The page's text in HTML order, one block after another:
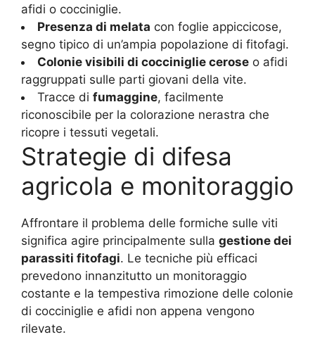
afidi o cocciniglie.
Presenza di melata con foglie appiccicose,
segno tipico di un’ampia popolazione di fitofagi.
Colonie visibili di cocciniglie cerose o afidi
raggruppati sulle parti giovani della vite.
Tracce di fumaggine, facilmente
riconoscibile per la colorazione nerastra che
ricopre i tessuti vegetali.
Strategie di difesa
agricola e monitoraggio
Affrontare il problema delle formiche sulle viti
significa agire principalmente sulla gestione dei
parassiti fitofagi. Le tecniche più efficaci
prevedono innanzitutto un monitoraggio
costante e la tempestiva rimozione delle colonie
di cocciniglie e afidi non appena vengono
rilevate.